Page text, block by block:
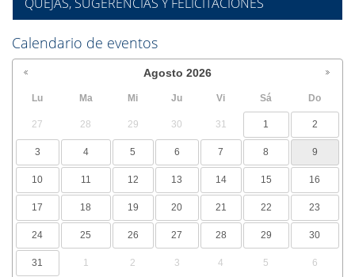
Calendario de eventos
Agosto 2026
Lu Ma Mi Ju Vi Sá Do
27 28 29 30 31 1 2
3 4 5 6 7 8 9
10 11 12 13 14 15 16
17 18 19 20 21 22 23
24 25 26 27 28 29 30
31 1 2 3 4 5 6